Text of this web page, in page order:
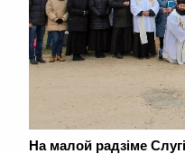
На малой радзіме